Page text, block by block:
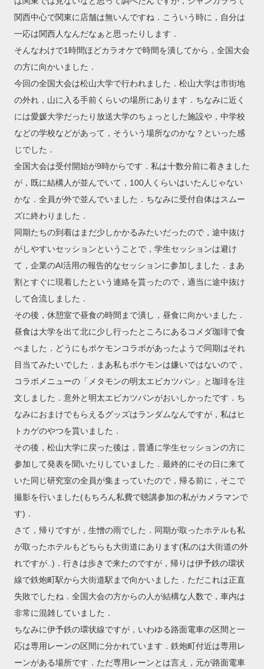
関西中心で関東に店舗は無いんですね．こういう時に，自分は
一応は関西人なんだなぁと思ったりします．
そんなわけで1時間ほどカラオケで時間を潰してから，全国大会
の方に向かいました．
今回の全国大会は松山大学で行われました．松山大学は市街地
の外れ，山に入る手前くらいの場所にあります．ちなみに近く
には愛媛大学だったり放送大学のちょっとした施設や，中学校
などの学校などがあって，そういう場所なのかな？といった感
じでした．
全国大会は受付開始が9時からです．私は十数分前に着きました
が，既に結構人が並んでいて，100人くらいはいたんじゃない
かな．全員が外で並んでいました．ちなみに受付自体はスムー
ズに終わりました．
同期たちの到着はまだ少しかかるみたいだったので，途中抜け
がしやすいセッションということで，学生セッションは避け
て，企業のAI活用の報告的なセッションに参加しました．まあ
割とすぐに現着したという連絡を貰ったので，適当に途中抜け
して合流しました．
その後，休憩室で昼食の時間まで潰し，昼食に向かいました．
昼食は大学を出て北に少し行ったところにあるコメダ珈琲で食
べました．どうにもポケモンコラボがあったようで同期はそれ
目当てみたいでした．まあ私もポケモンは嫌いではないので，
コラボメニューの「メタモンの明太エビカツパン」と珈琲を注
文しました．意外と明太エビカツパンがおいしかったです．ち
なみにおまけでもらえるグッズはランダムなんですが，私はヒ
トカゲのやつを貰いました．
その後，松山大学に戻った後は，普通に学生セッションの方に
参加して発表を聞いたりしていました．最終的にその日に来て
いた同じ研究室の全員が集まっていたので，帰る前に，そこで
撮影を行いました(もちろん私費で聴講参加の私がカメラマンで
す)．
さて，帰りですが，生憎の雨でした．同期が取ったホテルも私
が取ったホテルもどちらも大街道にあります(私のは大街道の外
れですが..)．行きは歩きで来たのですが，帰りは伊予鉄の環状
線で鉄炮町駅から大街道駅まで向かいました．ただこれは正直
失敗でしたね．全国大会の方からの人が結構な人数で，車内は
非常に混雑していました．
ちなみに伊予鉄の環状線ですが，いわゆる路面電車の区間と一
応は専用レーンの区間に分かれています．鉄炮町付近は専用レ
ーンがある場所です．ただ専用レーンとは言え，元が路面電車